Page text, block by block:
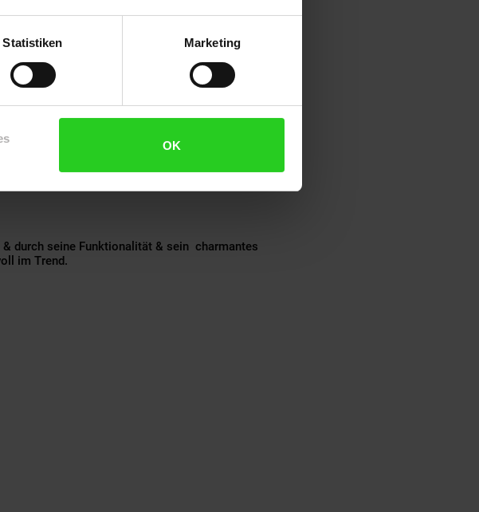
Statistiken Marketing
OK
für jedes Gartenprojekt das richtige dabei - egal ob
& durch seine Funktionalität & sein charmantes
im Trend.